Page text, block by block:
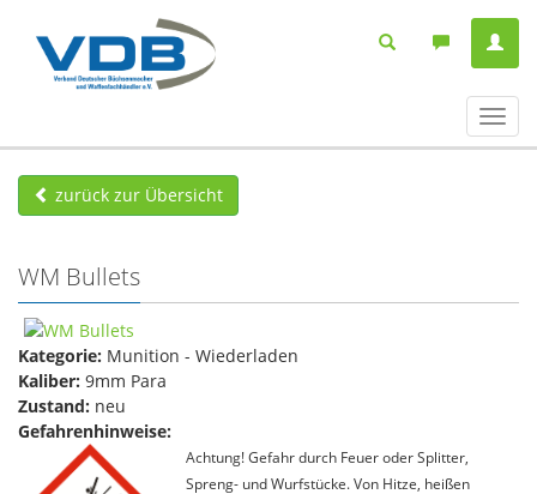
ein-/
zurück zur Übersicht
WM Bullets
Kategorie: Munition - Wiederladen
Kaliber: 9mm Para
Zustand: neu
Gefahrenhinweise:
Achtung! Gefahr durch Feuer oder Splitter,
Spreng- und Wurfstücke. Von Hitze, heißen